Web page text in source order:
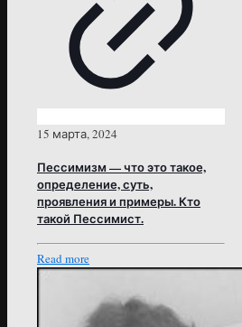
15 марта, 2024
Пессимизм — что это такое,
определение, суть,
проявления и примеры. Кто
такой Пессимист.
Read more